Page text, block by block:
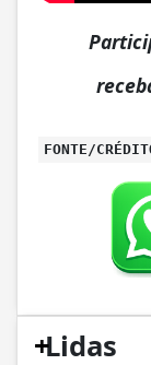
FONTE/
+
Lidas